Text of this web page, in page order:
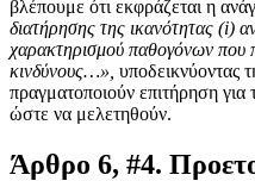
βλέπουμε ότι εκφράζεται η
διατήρησης της ικανότητας (i)
χαρακτηρισμού παθογόνων που
κινδύνους…», υποδεικνύοντας
πραγματοποιούν επιτήρηση
ώστε να μελετηθούν.
Άρθρο 6, #4.